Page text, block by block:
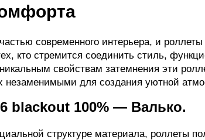
современного интерьера, и
кто стремится соединить стиль,
свойствам затемнения эти
незаменимыми для создания уютной
blackout 100% — Валько.
структуре материала, роллеты